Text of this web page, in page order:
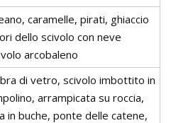
caramelle, pirati, ghiaccio
dello scivolo con neve
arcobaleno
di vetro, scivolo imbottito in
arrampicata su roccia,
in buche, ponte delle catene,